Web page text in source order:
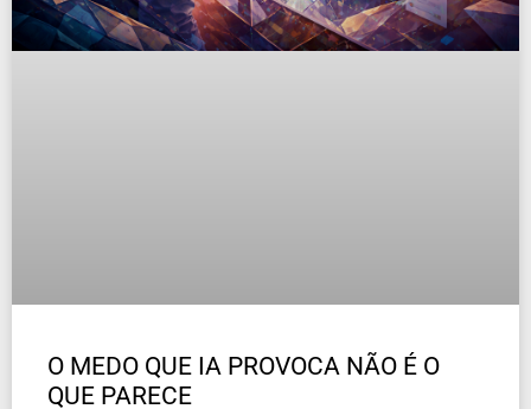
O MEDO QUE IA PROVOCA NÃO É O
QUE PARECE